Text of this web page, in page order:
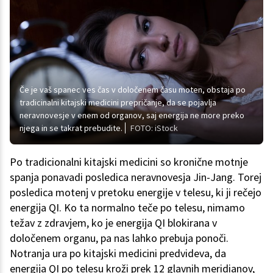
Če je vaš spanec ves čas v določenem času moten, obstaja po
tradicinalni kitajski medicini prepričanje, da se pojavlja
neravnovesje v enem od organov, saj energija ne more preko
njega in se takrat prebudite.
FOTO: iStock
Po tradicionalni kitajski medicini so kronične motnje
spanja ponavadi posledica neravnovesja Jin-Jang. Torej
posledica motenj v pretoku energije v telesu, ki ji rečejo
energija QI. Ko ta normalno teče po telesu, nimamo
težav z zdravjem, ko je energija QI blokirana v
določenem organu, pa nas lahko prebuja ponoči.
Notranja ura po kitajski medicini predvideva, da
energija QI po telesu kroži prek 12 glavnih meridianov,